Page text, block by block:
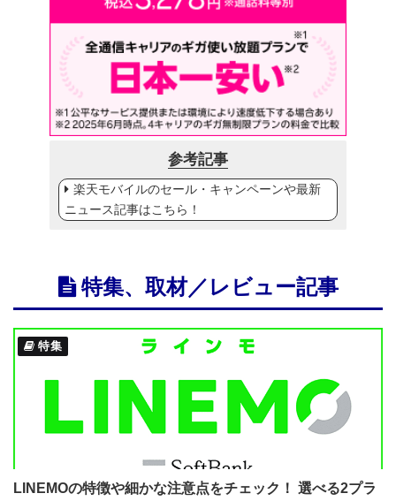
参考記事
楽天モバイルのセール・キャンペーンや最新
ニュース記事はこちら！
特集、取材／レビュー記事
特集
LINEMOの特徴や細かな注意点をチェック！ 選べる2プラ